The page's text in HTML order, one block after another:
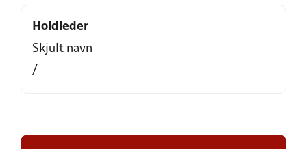
Holdleder
Skjult navn
/